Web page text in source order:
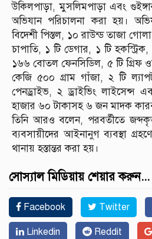
উকিলপাড়া, মুসলিমপাড়া এবং
অভিযান পরিচালনা করা হয়।
বিদেশী পিস্তল, ১০ রাউন্ড তাজা
চাপাতি, ১ টি ডেগার, ১ টি
১৬৬ বোতল ফেনসিডিল, ৫ টি গ্রিফ
কেজি ৫০০ গ্রাম গাঁজা, ২ টি
পেনড্রাইভ, ২ ড্রাইভিং
হাজার ৬০ টাকাসহ ৬ জন মাদক
তিনি আরও বলেন, পরবর্তীতে
ব্যবসায়ীদের আইনানুগ ব্যবস্থা
থানায় হস্তান্তর করা হয়।
সোস্যাল মিডিয়ায় শেয়ার করুন...
Facebook Twitter
Linkedin Reddit